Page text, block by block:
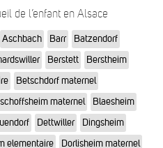
de l’enfant en Alsace
Aschbach Barr
Batzendorf
Berstett
Berstheim
Betschdorf maternel
maternel
Blaesheim
Dettwiller
Dingsheim
elementaire
Dorlisheim maternel